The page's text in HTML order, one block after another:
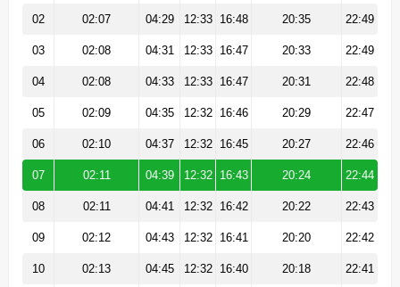
02 02:07 04:29 12:33 16:48 20:35 22:49
03 02:08 04:31 12:33 16:47 20:33 22:49
04 02:08 04:33 12:33 16:47 20:31 22:48
05 02:09 04:35 12:32 16:46 20:29 22:47
06 02:10 04:37 12:32 16:45 20:27 22:46
07 02:11 04:39 12:32 16:43 20:24 22:44
08 02:11 04:41 12:32 16:42 20:22 22:43
09 02:12 04:43 12:32 16:41 20:20 22:42
10 02:13 04:45 12:32 16:40 20:18 22:41